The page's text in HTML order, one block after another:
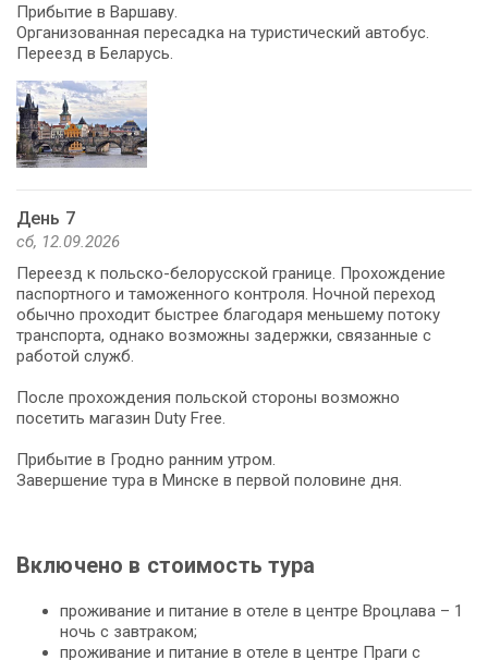
Прибытие в Варшаву.
Организованная пересадка на туристический автобус.
Переезд в Беларусь.
День 7
сб, 12.09.2026
Переезд к польско-белорусской границе. Прохождение
паспортного и таможенного контроля. Ночной переход
обычно проходит быстрее благодаря меньшему потоку
транспорта, однако возможны задержки, связанные с
работой служб.
После прохождения польской стороны возможно
посетить магазин Duty Free.
Прибытие в Гродно ранним утром.
Завершение тура в Минске в первой половине дня.
Включено в стоимость тура
проживание и питание в отеле в центре Вроцлава – 1
ночь с завтраком;
проживание и питание в отеле в центре Праги с